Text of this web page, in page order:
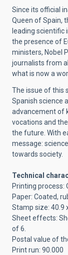
Since its official
Queen of Spain,
leading scientific
the presence of
ministers, Nobel
journalists from
what is now a
The issue of this
Spanish science
advancement of
vocations and
the future. With
message:
towards society.
Technical
Printing process:
Paper: Coated,
Stamp size: 40.9
Sheet effects:
of 6.
Postal value of
Print run: 90.000